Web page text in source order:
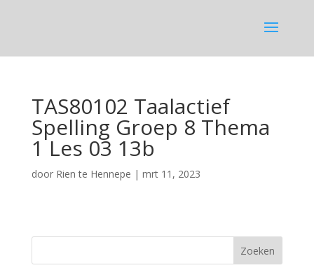
TAS80102 Taalactief
Spelling Groep 8 Thema
1 Les 03 13b
door Rien te Hennepe | mrt 11, 2023